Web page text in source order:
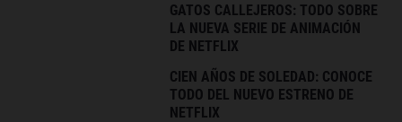
GATOS CALLEJEROS: TODO SOBRE
LA NUEVA SERIE DE ANIMACIÓN
DE NETFLIX
CIEN AÑOS DE SOLEDAD: CONOCE
TODO DEL NUEVO ESTRENO DE
NETFLIX